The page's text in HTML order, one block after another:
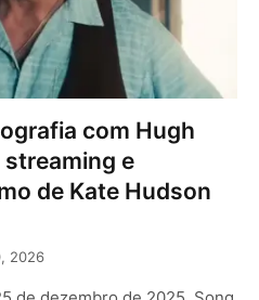
com Hugh
e
de Kate Hudson
2026